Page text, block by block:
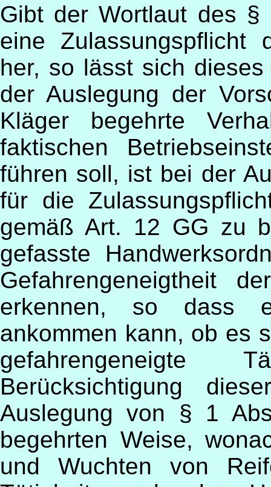
Gibt der Wortlaut des
eine Zulassungspflicht
her, so lässt sich
der Auslegung der
Kläger begehrte
faktischen
führen soll, ist bei der
für die
gemäß Art. 12 GG zu
gefasste
Gefahrengeneigtheit
erkennen, so dass
ankommen kann, ob es
gefahrengeneigte
Berücksichtigung
Auslegung von § 1
begehrten Weise,
und Wuchten von